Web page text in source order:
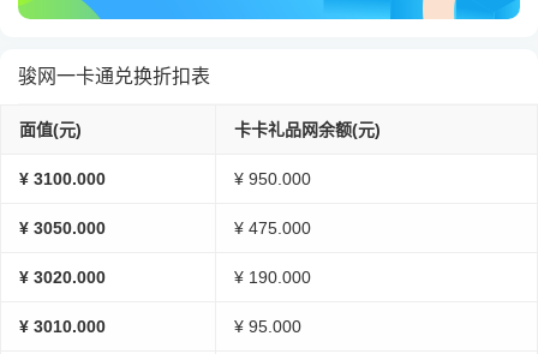
骏网一卡通兑换折扣表
面值(元) 卡卡礼品网余额(元)
¥ 3100.000 ¥ 950.000
¥ 3050.000 ¥ 475.000
¥ 3020.000 ¥ 190.000
¥ 3010.000 ¥ 95.000